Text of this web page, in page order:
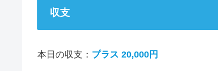
収支
本日の収支： プラス 20,000円